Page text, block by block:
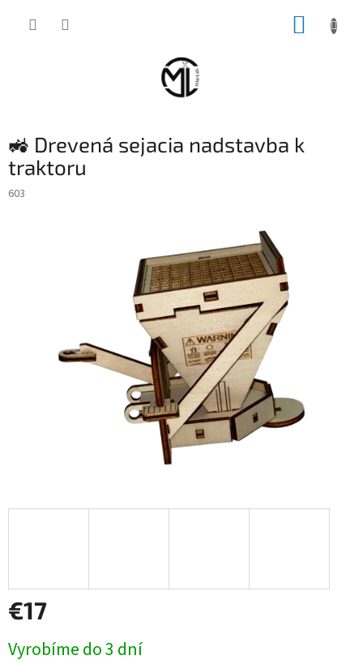
🚜 Drevená sejacia nadstavba k
traktoru
603
€17
cena:
Vyrobíme do 3 dní